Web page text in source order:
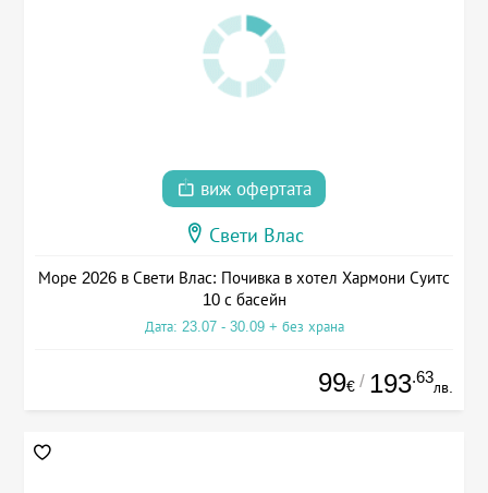
виж офертата
Свети Влас
Море 2026 в Свети Влас: Почивка в хотел Хармони Суитс
10 с басейн
Дата: 23.07 - 30.09 + без храна
99€ / 193.63
лв.